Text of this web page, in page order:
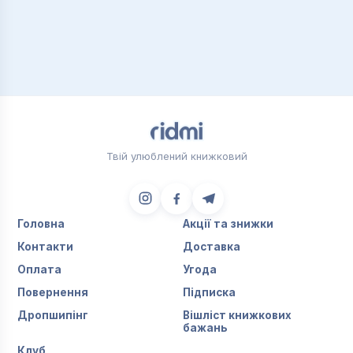
Твій улюблений книжковий
Головна
Акції та знижки
Контакти
Доставка
Оплата
Угода
Повернення
Підписка
Дропшипінг
Вішліст книжкових
бажань
Клуб